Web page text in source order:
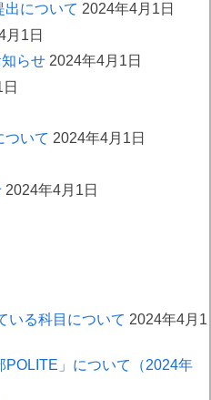
出について 2024年4月1日
月1日
らせ 2024年4月1日
ついて 2024年4月1日
2024年4月1日
いる科目について 2024年4月1
POLITE」について（2024年